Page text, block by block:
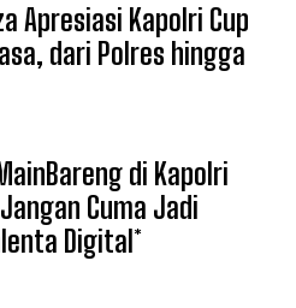
Apresiasi Kapolri Cup
dari Polres hingga
di Kapolri
Cuma Jadi
Digital*